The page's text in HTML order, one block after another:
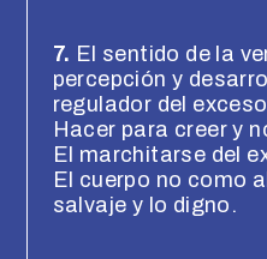
7. El sentido de la
percepción y
regulador del
Hacer para creer y
El marchitarse del
El cuerpo no como
salvaje y lo digno.